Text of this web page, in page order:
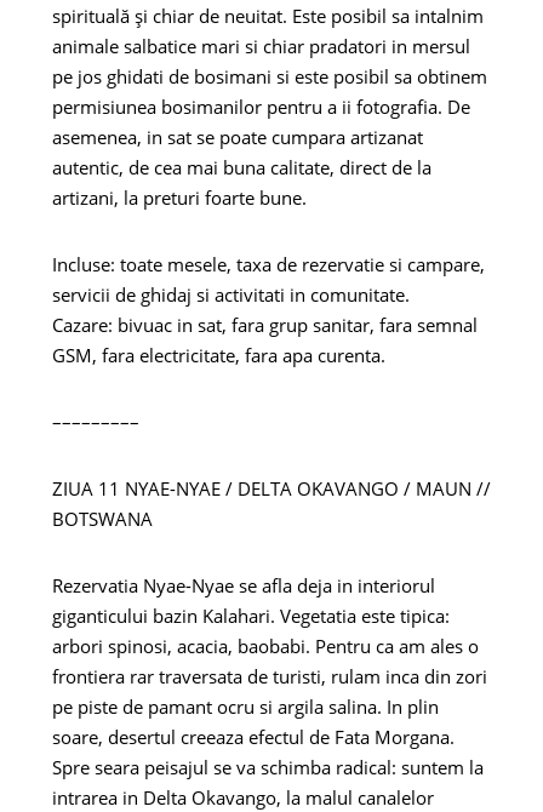
spirituală și chiar de neuitat. Este posibil sa intalnim
animale salbatice mari si chiar pradatori in mersul
pe jos ghidati de bosimani si este posibil sa obtinem
permisiunea bosimanilor pentru a ii fotografia. De
asemenea, in sat se poate cumpara artizanat
autentic, de cea mai buna calitate, direct de la
artizani, la preturi foarte bune.
Incluse: toate mesele, taxa de rezervatie si campare,
servicii de ghidaj si activitati in comunitate.
Cazare: bivuac in sat, fara grup sanitar, fara semnal
GSM, fara electricitate, fara apa curenta.
–––––––––
ZIUA 11 NYAE-NYAE / DELTA OKAVANGO / MAUN //
BOTSWANA
Rezervatia Nyae-Nyae se afla deja in interiorul
giganticului bazin Kalahari. Vegetatia este tipica:
arbori spinosi, acacia, baobabi. Pentru ca am ales o
frontiera rar traversata de turisti, rulam inca din zori
pe piste de pamant ocru si argila salina. In plin
soare, desertul creeaza efectul de Fata Morgana.
Spre seara peisajul se va schimba radical: suntem la
intrarea in Delta Okavango, la malul canalelor